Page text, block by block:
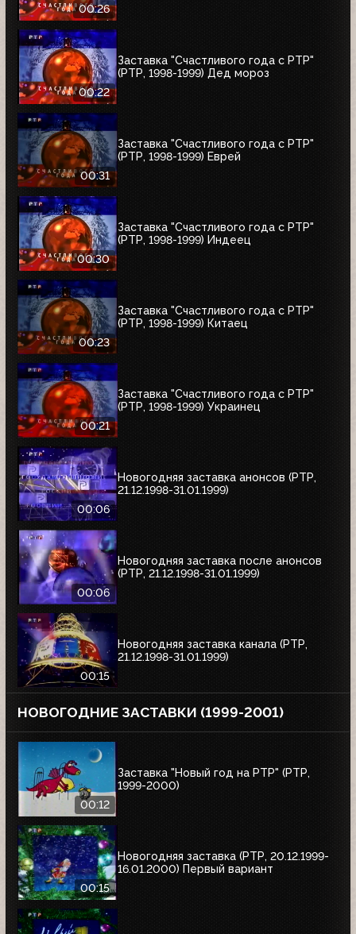
00:26
00:22
Заставка "Счастливого года с РТР"
(РТР, 1998-1999) Дед мороз
00:31
Заставка "Счастливого года с РТР"
(РТР, 1998-1999) Еврей
00:30
Заставка "Счастливого года с РТР"
(РТР, 1998-1999) Индеец
00:23
Заставка "Счастливого года с РТР"
(РТР, 1998-1999) Китаец
00:21
Заставка "Счастливого года с РТР"
(РТР, 1998-1999) Украинец
00:06
Новогодняя заставка анонсов (РТР,
21.12.1998-31.01.1999)
00:06
Новогодняя заставка после анонсов
(РТР, 21.12.1998-31.01.1999)
00:15
Новогодняя заставка канала (РТР,
21.12.1998-31.01.1999)
НОВОГОДНИЕ ЗАСТАВКИ (1999-2001)
00:12
Заставка "Новый год на РТР" (РТР,
1999-2000)
00:15
Новогодняя заставка (РТР, 20.12.1999-
16.01.2000) Первый вариант